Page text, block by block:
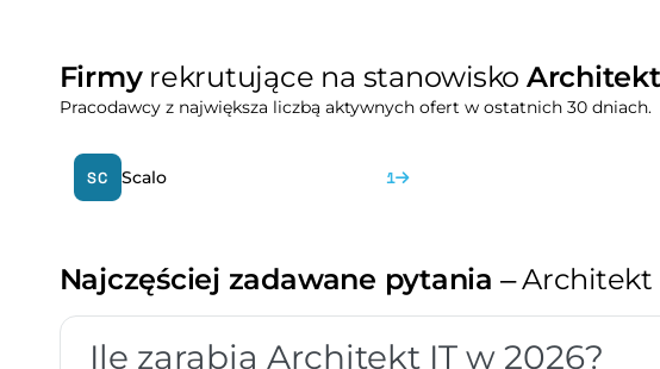
Firmyrekrutujące na stanowisko
Pracodawcy z największa liczbą aktywnych ofert w ostatnich 30 dniach.
SC Scalo 1
Najczęściej zadawane pytania – Architekt
Ile zarabia Architekt IT w 2026?